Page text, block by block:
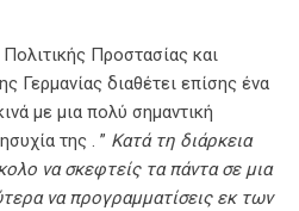
Προστασίας και
Γερμανίας διαθέτει επίσης ένα
με μια πολύ σημαντική
της . ” Κατά τη διάρκεια
να σκεφτείς τα πάντα σε μια
να προγραμματίσεις εκ των